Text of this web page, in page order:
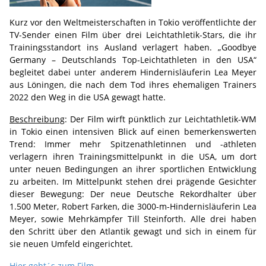
Kurz vor den Weltmeisterschaften in Tokio veröffentlichte der
TV-Sender einen Film über drei Leichtathletik-Stars, die ihr
Trainingsstandort ins Ausland verlagert haben. „Goodbye
Germany – Deutschlands Top-Leichtathleten in den USA“
begleitet dabei unter anderem Hindernisläuferin Lea Meyer
aus Löningen, die nach dem Tod ihres ehemaligen Trainers
2022 den Weg in die USA gewagt hatte.
Beschreibung: Der Film wirft pünktlich zur Leichtathletik-WM
in Tokio einen intensiven Blick auf einen bemerkenswerten
Trend: Immer mehr Spitzenathletinnen und -athleten
verlagern ihren Trainingsmittelpunkt in die USA, um dort
unter neuen Bedingungen an ihrer sportlichen Entwicklung
zu arbeiten. Im Mittelpunkt stehen drei prägende Gesichter
dieser Bewegung: Der neue Deutsche Rekordhalter über
1.500 Meter, Robert Farken, die 3000-m-Hindernisläuferin Lea
Meyer, sowie Mehrkämpfer Till Steinforth. Alle drei haben
den Schritt über den Atlantik gewagt und sich in einem für
sie neuen Umfeld eingerichtet.